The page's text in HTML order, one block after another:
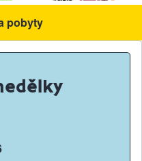
pobyty